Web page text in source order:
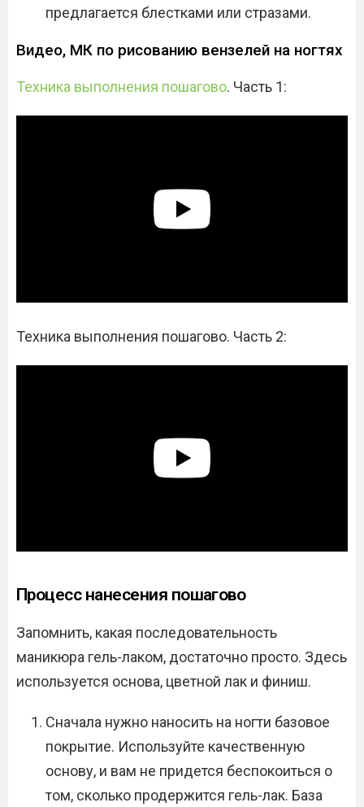
предлагается блестками или стразами.
Видео, МК по рисованию вензелей на ногтях
Техника выполнения пошагово. Часть 1:
Техника выполнения пошагово. Часть 2:
Процесс нанесения пошагово
Запомнить, какая последовательность
маникюра гель-лаком, достаточно просто. Здесь
используется основа, цветной лак и финиш.
Сначала нужно наносить на ногти базовое
покрытие. Используйте качественную
основу, и вам не придется беспокоиться о
том, сколько продержится гель-лак. База